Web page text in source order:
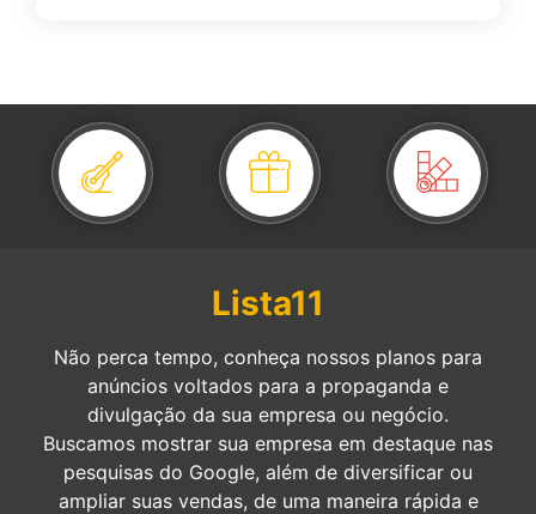
Lista11
Não perca tempo, conheça nossos planos para
anúncios voltados para a propaganda e
divulgação da sua empresa ou negócio.
Buscamos mostrar sua empresa em destaque nas
pesquisas do Google, além de diversificar ou
ampliar suas vendas, de uma maneira rápida e